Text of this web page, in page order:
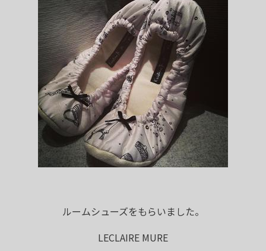
ルームシューズをもらいました。
LECLAIRE MURE